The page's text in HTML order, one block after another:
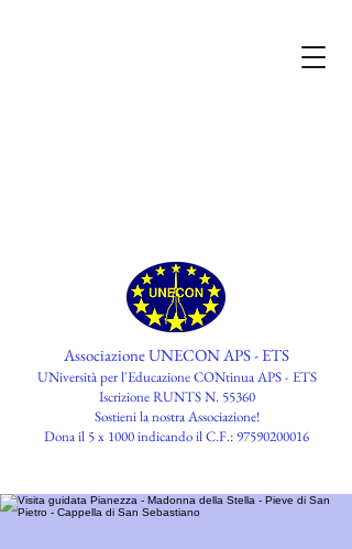
Associazione UNECON APS - ETS
UNiversità per l'Educazione CONtinua APS - ETS
Iscrizione RUNTS N. 55360
​Sostieni la nostra Associazione!
Dona il 5 x 1000 indicando il C.F.:97590200016